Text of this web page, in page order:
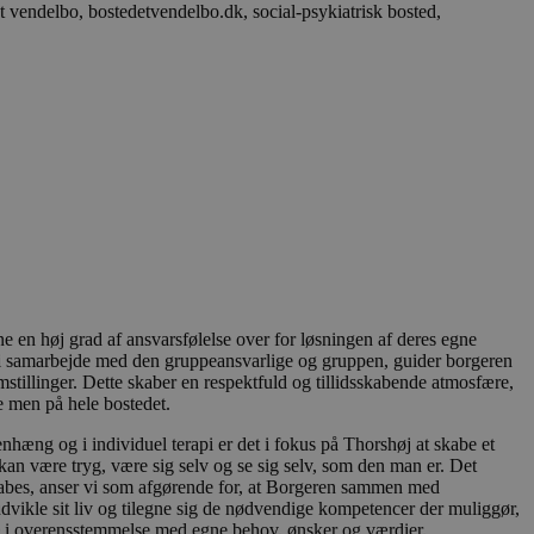
en høj grad af ansvarsfølelse over for løsningen af deres egne
med den gruppeansvarlige og gruppen, guider borgeren
Dette skaber en respektfuld og tillidsskabende atmosfære,
på hele bostedet.
og i individuel terapi er det i fokus på Thorshøj at skabe et
være tryg, være sig selv og se sig selv, som den man er. Det
anser vi som afgørende for, at Borgeren sammen med
sit liv og tilegne sig de nødvendige kompetencer der muliggør,
overensstemmelse med egne behov, ønsker og værdier.
levere målrettet
hjemmesidens
overføres via en
funktioner
stabil og
eller